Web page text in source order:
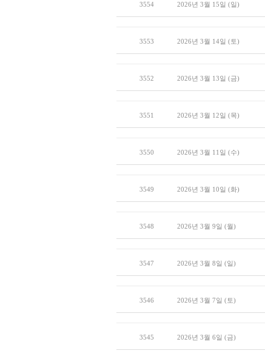
3554 2026년 3월 15일 (일)
3553 2026년 3월 14일 (토)
3552 2026년 3월 13일 (금)
3551 2026년 3월 12일 (목)
3550 2026년 3월 11일 (수)
3549 2026년 3월 10일 (화)
3548 2026년 3월 9일 (월)
3547 2026년 3월 8일 (일)
3546 2026년 3월 7일 (토)
3545 2026년 3월 6일 (금)